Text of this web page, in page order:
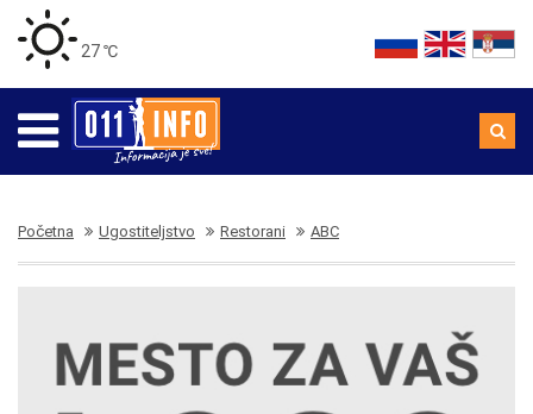
27 ℃
Početna Ugostiteljstvo Restorani ABC